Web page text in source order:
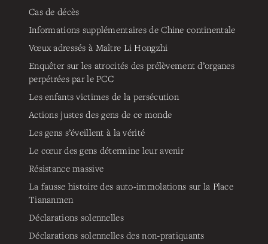
Cas de décès
Informations supplémentaires de Chine continentale
Vœux adressés à Maître Li Hongzhi
Enquêter sur les atrocités des prélèvement d’organes
perpétrées par le PCC
Les enfants victimes de la persécution
Actions justes des gens de ce monde
Les gens s’éveillent à la vérité
Le cœur des gens détermine leur avenir
Résistance massive
La fausse histoire des auto-immolations sur la Place
Tiananmen
Déclarations solennelles
Déclarations solennelles des non-pratiquants